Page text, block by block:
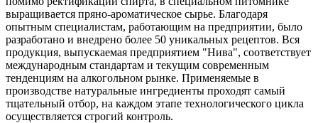
выращивается пряно-ароматическое сырье. Благодаря
опытным специалистам, работающим на предприятии, было
разработано и внедрено более 50 уникальных рецептов. Вся
продукция, выпускаемая предприятием "Нива", соответствует
международным стандартам и текущим современным
тенденциям на алкогольном рынке. Применяемые в
производстве натуральные ингредиенты проходят самый
тщательный отбор, на каждом этапе технологического цикла
осуществляется строгий контроль.